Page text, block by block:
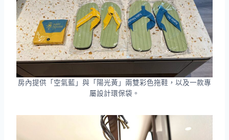
房內提供「空氣藍」與「陽光黃」兩雙彩色拖鞋，以及一款專
屬設計環保袋。